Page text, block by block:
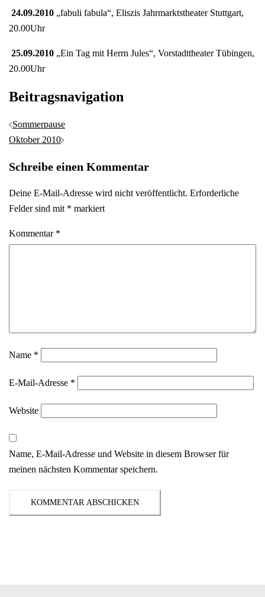
24.09.2010 „fabuli fabula“, Eliszis Jahrmarktstheater Stuttgart,
20.00Uhr
25.09.2010 „Ein Tag mit Herrn Jules“, Vorstadttheater Tübingen,
20.00Uhr
Beitragsnavigation
Sommerpause
Oktober 2010
Schreibe einen Kommentar
Deine E-Mail-Adresse wird nicht veröffentlicht. Erforderliche
Felder sind mit * markiert
Kommentar *
Name *
E-Mail-Adresse *
Website
Name, E-Mail-Adresse und Website in diesem Browser für
meinen nächsten Kommentar speichern.